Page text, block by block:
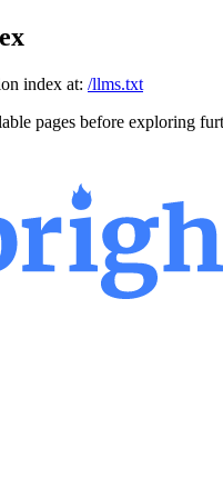
index at: /llms.txt
pages before exploring